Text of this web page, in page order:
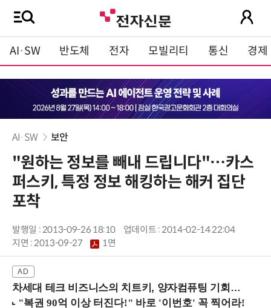
AI·SW 반도체 전자 모빌리티 통신 경제
AI·SW 보안
"원하는 정보를 빼내 드립니다"…카스
퍼스키, 특정 정보 해킹하는 해커 집단
포착
발행일 : 2013-09-26 18:10
업데이트 : 2014-02-14 22:04
지면 :2013-09-27 1면
차세대 테크 비즈니스의 치트키, 양자컴퓨팅 기회를 선점하라! (8/28 강남역)